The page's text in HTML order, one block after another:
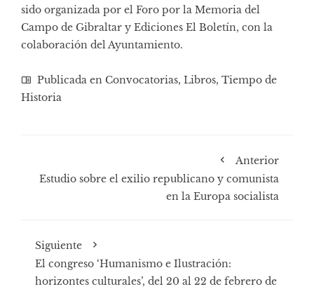
sido organizada por el Foro por la Memoria del
Campo de Gibraltar y Ediciones El Boletín, con la
colaboración del Ayuntamiento.
Publicada en Convocatorias, Libros, Tiempo de
Historia
Anterior
Estudio sobre el exilio republicano y comunista
en la Europa socialista
Siguiente
El congreso ‘Humanismo e Ilustración:
horizontes culturales’, del 20 al 22 de febrero de